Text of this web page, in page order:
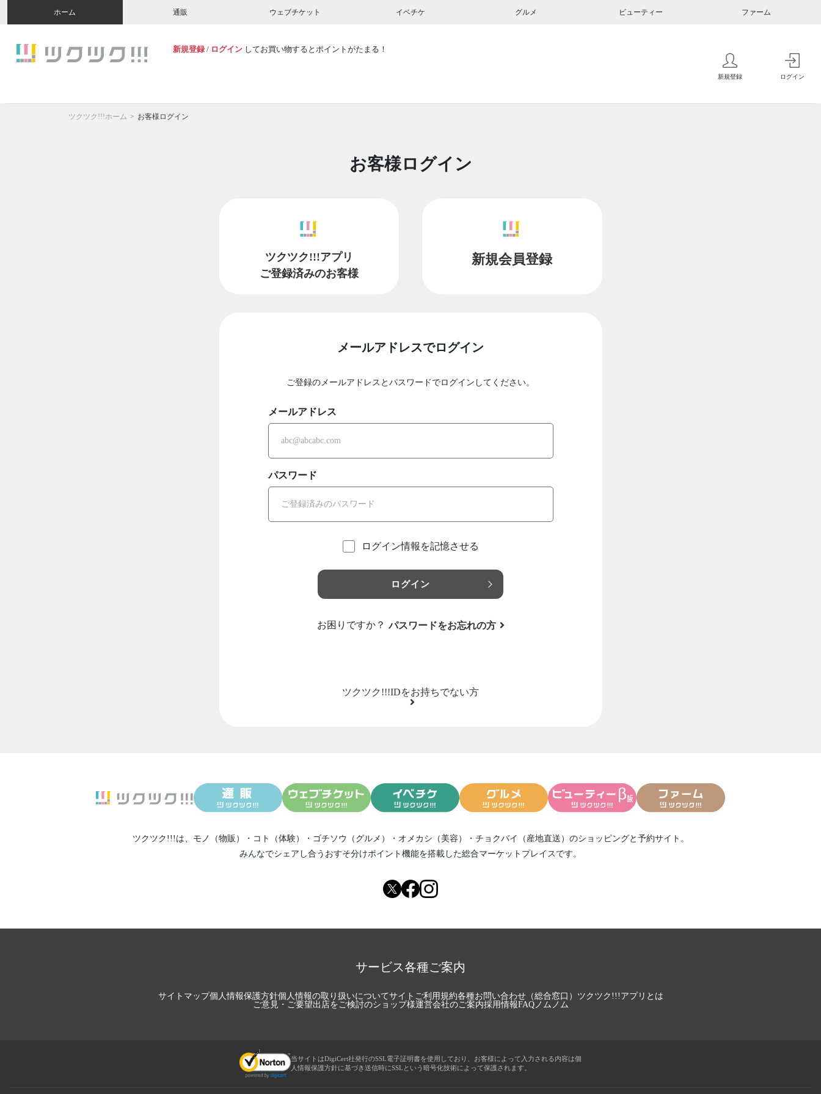
ホーム 通販 ウェブチケット イベチケ グルメ ビューティー ファーム
新規登録 / ログイン してお買い物するとポイントがたまる！
新規登録 ログイン
ツクツク!!!ホーム お客様ログイン
お客様ログイン
ツクツク!!!アプリ
ご登録済みのお客様
新規会員登録
メールアドレスでログイン
ご登録のメールアドレスとパスワードでログインしてください。
メールアドレス
パスワード
ログイン情報を記憶させる
ログイン
お困りですか？ パスワードをお忘れの方
ツクツク!!!IDをお持ちでない方
ツクツク!!!は、 モノ（物販） ・ コト（体験） ・ ゴチソウ（グルメ） ・ オメカシ（美容） ・ チョクバイ（産地直送） のショッピングと予約サイト。
みんなでシェアし合う おすそ分けポイント機能を搭載した総合マーケットプレイスです。
サービス各種ご案内
サイトマップ個人情報保護方針個人情報の取り扱いについてサイトご利用規約各種お問い合わせ（総合窓口） ツクツク!!!アプリとは
ご意見・ご要望出店をご検討のショップ様運営会社のご案内採用情報FAQノムノム
当サイトはDigiCert社発行のSSL電子証明書を使用しており、お客様によって入力される内容は個
人情報保護方針に基づき送信時にSSLという暗号化技術によって保護されます。